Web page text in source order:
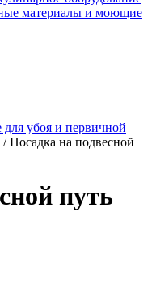
материалы и моющие
убоя и первичной
/Посадка на подвесной
путь